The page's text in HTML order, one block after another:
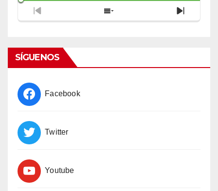
Previous
Episode
Show
Episodes
Next
Episode
SÍGUENOS
Facebook
Twitter
Youtube